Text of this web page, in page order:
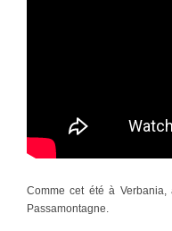
Comme cet été à
Passamontagne.